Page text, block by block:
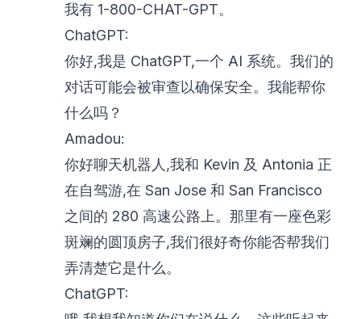
我有 1-800-CHAT-GPT。
ChatGPT:
你好,我是 ChatGPT,一个 AI 系统。我们的
对话可能会被审查以确保安全。我能帮你
什么吗？
Amadou:
你好聊天机器人,我和 Kevin 及 Antonia 正
在自驾游,在 San Jose 和 San Francisco
之间的 280 高速公路上。那里有一座色彩
斑斓的圆顶房子,我们很好奇你能否帮我们
弄清楚它是什么。
ChatGPT: